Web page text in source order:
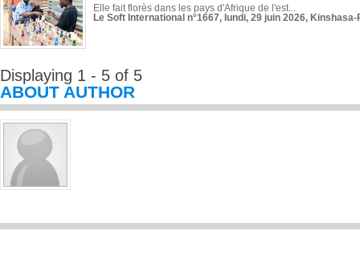
Elle fait florès dans les pays d'Afrique de l'est...
Le Soft International n°1667, lundi, 29 juin 2026,
Displaying 1 - 5 of 5
ABOUT AUTHOR